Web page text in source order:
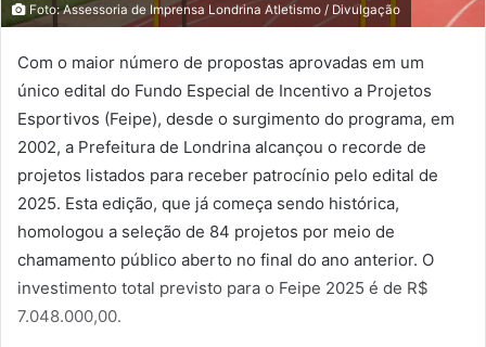
Foto: Assessoria de Imprensa Londrina Atletismo / Divulgação
Com o maior número de propostas aprovadas em um
único edital do Fundo Especial de Incentivo a Projetos
Esportivos (Feipe), desde o surgimento do programa, em
2002, a Prefeitura de Londrina alcançou o recorde de
projetos listados para receber patrocínio pelo edital de
2025. Esta edição, que já começa sendo histórica,
homologou a seleção de 84 projetos por meio de
chamamento público aberto no final do ano anterior. O
investimento total previsto para o Feipe 2025 é de R$
7.048.000,00.